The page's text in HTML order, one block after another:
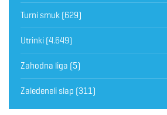
Turni smuk (629)
Utrinki (4.649)
Zahodna liga (5)
Zaledeneli slap (311)